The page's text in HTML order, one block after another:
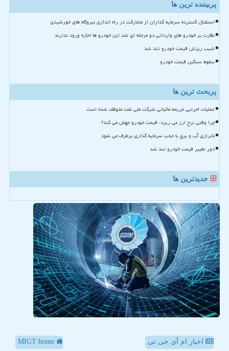
پربیننده ترین ها
استقبال گسترده سرمایه گذاران از مشارکت در راه اندازی نیروگاه های خورشیدی
نظارت بر خودرو های وارداتی دو مرحله ای شد این خودرو ها اجازه ورود ندارند
شیب ریزش قیمت خودرو تند شد
سقوط سنگین قیمت خودرو
پربحث ترین ها
عملیات اجرایی جریمه مالیاتی شرکت ملی نفت متوقف شده است
چرا وقتی نرخ ارز می ریزد، قیمت خودرو جهش می کند؟
ناترازی آب و برق با جذب سرمایه گذاری برطرف می شود
دور تغییر قیمت خودرو تند شد
جدیدترین ها
اخبار ام آی جی تی